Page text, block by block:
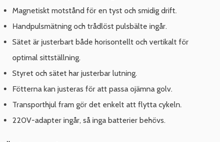
Magnetiskt motstånd för en tyst och smidig drift.
Handpulsmätning och trådlöst pulsbälte ingår.
Sätet är justerbart både horisontellt och vertikalt för
optimal sittställning.
Styret och sätet har justerbar lutning.
Fötterna kan justeras för att passa ojämna golv.
Transporthjul fram gör det enkelt att flytta cykeln.
220V-adapter ingår, så inga batterier behövs.